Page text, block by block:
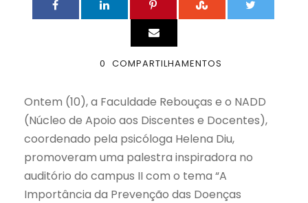
0 COMPARTILHAMENTOS
Ontem (10), a Faculdade Rebouças e o NADD
(Núcleo de Apoio aos Discentes e Docentes),
coordenado pela psicóloga Helena Diu,
promoveram uma palestra inspiradora no
auditório do campus II com o tema “A
Importância da Prevenção das Doenças